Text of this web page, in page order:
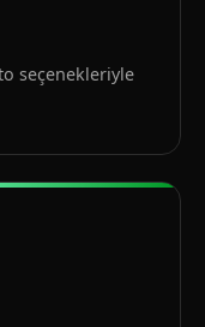
seçenekleriyle